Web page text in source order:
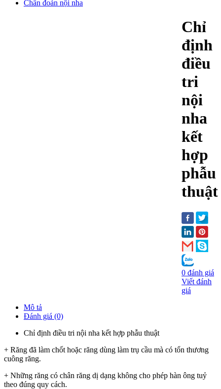
Chẩn đoán nội nha
Chỉ
định
điều
tri
nội
nha
kết
hợp
phẫu
thuật
0 đánh giá
Viết đánh
giá
Mô tả
Đánh giá (0)
Chỉ định điều tri nội nha kết hợp phẫu thuật
+ Răng đã làm chốt hoặc răng dùng làm trụ cầu mà có tổn thương
cuông răng.
+ Những răng có chân răng dị dạng không cho phép hàn ông tuỷ
theo đúng quy cách.